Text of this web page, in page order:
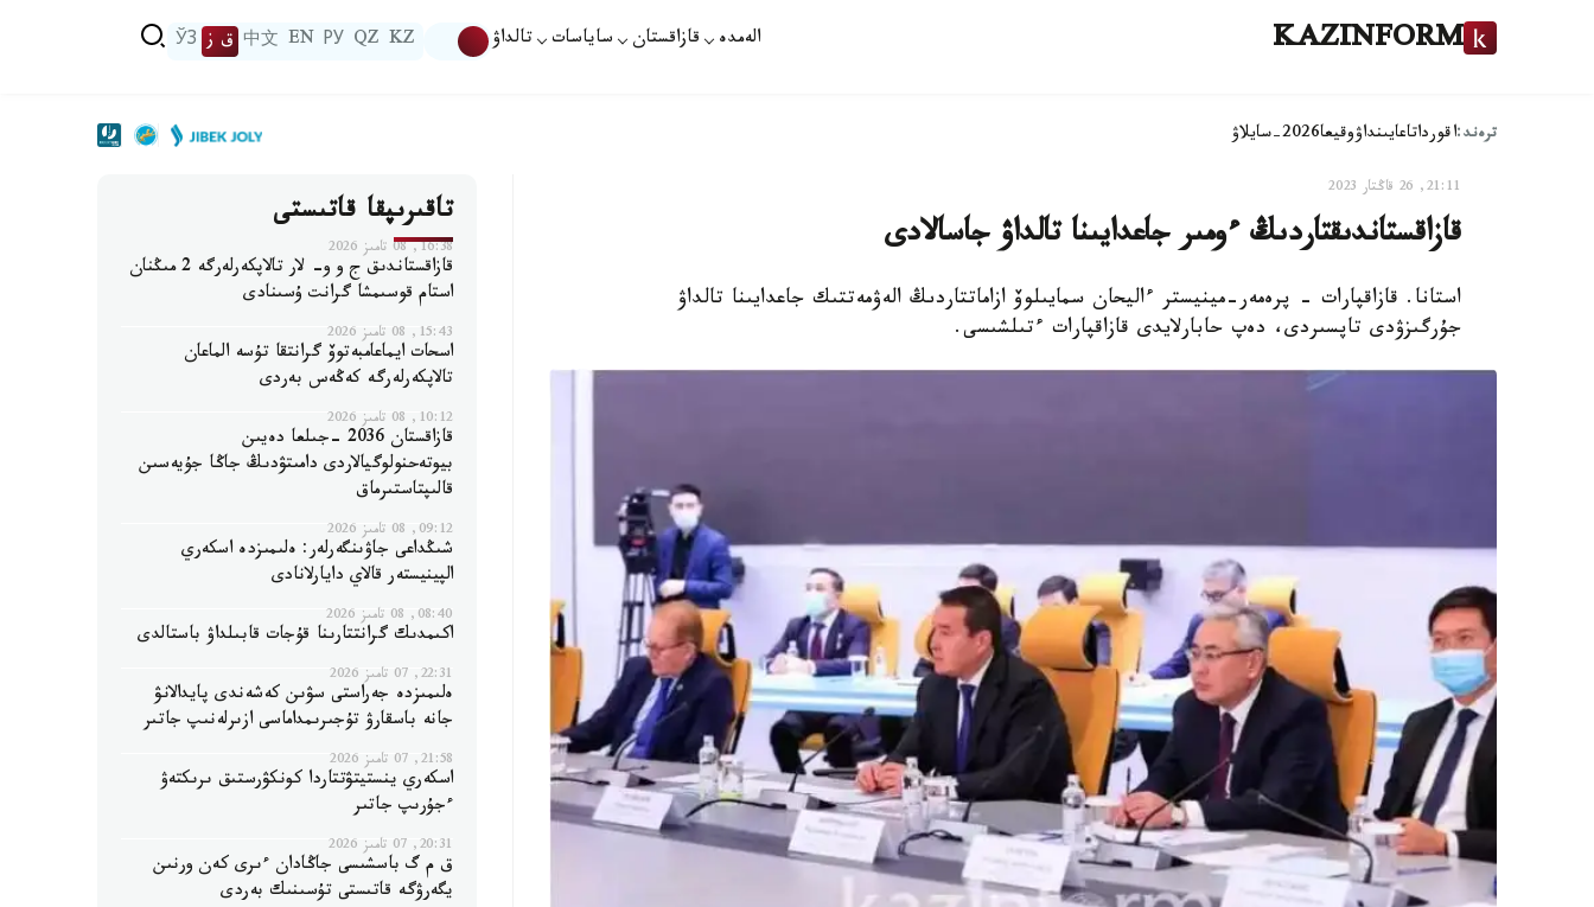
KAZINFORM الەمدە قازاقستان ساياسات تالداۋ KZ
QZ
РУ
EN
中文 ق ز ЎЗ
ترەند:اقورداتاعايىنداۋوقيعا2026-سايلاۋ
21:11, 26 قاڭتار 2023
قازاقستاندىقتاردىڭ ءومىر جاعدايىنا تالداۋ جاسالادى
استانا. قازاقپارات - پرەمەر-مينيستر ءاليحان سمايىلوۆ ازاماتتاردىڭ الەۋمەتتىك جاعدايىنا تالداۋ
جۇرگىزۋدى تاپسىردى، دەپ حابارلايدى قازاقپارات ءتىلشىسى.
تاقىرىپقا قاتىستى
16:38, 08 تامىز 2026
قازاقستاندىق ج و و- لار تالاپكەرلەرگە 2 مىڭنان
استام قوسىمشا گرانت ۇسىنادى
15:43, 08 تامىز 2026
اسحات ايماعامبەتوۆ گرانتقا تۇسە الماعان
تالاپكەرلەرگە كەڭەس بەردى
10:12, 08 تامىز 2026
قازاقستان 2036 -جىلعا دەيىن
بيوتەحنولوگيالاردى دامىتۋدىڭ جاڭا جۇيەسىن
قالىپتاستىرماق
09:12, 08 تامىز 2026
شىڭداعى جاۋىنگەرلەر: ەلىمىزدە اسكەري
الپينيستەر قالاي دايارلانادى
08:40, 08 تامىز 2026
اكىمدىك گرانتتارىنا قۇجات قابىلداۋ باستالدى
22:31, 07 تامىز 2026
ەلىمىزدە جەراستى سۋىن كەشەندى پايدالانۋ
جانە باسقارۋ تۇجىرىمداماسى ازىرلەنىپ جاتىر
21:58, 07 تامىز 2026
اسكەري ينستيتۋتتاردا كونكۋرستىق ىرىكتەۋ
ءجۇرىپ جاتىر
20:31, 07 تامىز 2026
ق م گ باسشىسى جاڭادان ءىرى كەن ورنىن
يگەرۋگە قاتىستى تۇسىنىك بەردى